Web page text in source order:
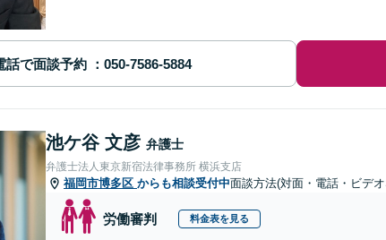
話で面談予約
池ケ谷 文彦 弁護士
弁護士法人東京新宿法律事務所 横浜支店
福岡市博多区 からも相談受付中面談方法(対面・電話・ビデ
労働審判 料金表を見る